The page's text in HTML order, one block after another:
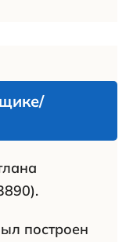
построен